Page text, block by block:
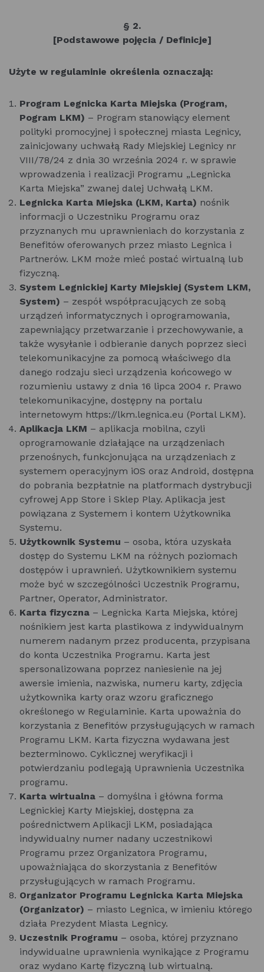
§ 2.
[Podstawowe pojęcia / Definicje]
Użyte w regulaminie określenia oznaczają:
Program Legnicka Karta Miejska (Program,
Pogram LKM) – Program stanowiący element
polityki promocyjnej i społecznej miasta Legnicy,
zainicjowany uchwałą Rady Miejskiej Legnicy nr
VIII/78/24 z dnia 30 września 2024 r. w sprawie
wprowadzenia i realizacji Programu „Legnicka
Karta Miejska” zwanej dalej Uchwałą LKM.
Legnicka Karta Miejska (LKM, Karta) nośnik
informacji o Uczestniku Programu oraz
przyznanych mu uprawnieniach do korzystania z
Benefitów oferowanych przez miasto Legnica i
Partnerów. LKM może mieć postać wirtualną lub
fizyczną.
System Legnickiej Karty Miejskiej (System LKM,
System) – zespół współpracujących ze sobą
urządzeń informatycznych i oprogramowania,
zapewniający przetwarzanie i przechowywanie, a
także wysyłanie i odbieranie danych poprzez sieci
telekomunikacyjne za pomocą właściwego dla
danego rodzaju sieci urządzenia końcowego w
rozumieniu ustawy z dnia 16 lipca 2004 r. Prawo
telekomunikacyjne, dostępny na portalu
internetowym https://lkm.legnica.eu (Portal LKM).
Aplikacja LKM – aplikacja mobilna, czyli
oprogramowanie działające na urządzeniach
przenośnych, funkcjonująca na urządzeniach z
systemem operacyjnym iOS oraz Android, dostępna
do pobrania bezpłatnie na platformach dystrybucji
cyfrowej App Store i Sklep Play. Aplikacja jest
powiązana z Systemem i kontem Użytkownika
Systemu.
Użytkownik Systemu – osoba, która uzyskała
dostęp do Systemu LKM na różnych poziomach
dostępów i uprawnień. Użytkownikiem systemu
może być w szczególności Uczestnik Programu,
Partner, Operator, Administrator.
Karta fizyczna – Legnicka Karta Miejska, której
nośnikiem jest karta plastikowa z indywidualnym
numerem nadanym przez producenta, przypisana
do konta Uczestnika Programu. Karta jest
spersonalizowana poprzez naniesienie na jej
awersie imienia, nazwiska, numeru karty, zdjęcia
użytkownika karty oraz wzoru graficznego
określonego w Regulaminie. Karta upoważnia do
korzystania z Benefitów przysługujących w ramach
Programu LKM. Karta fizyczna wydawana jest
bezterminowo. Cyklicznej weryfikacji i
potwierdzaniu podlegają Uprawnienia Uczestnika
programu.
Karta wirtualna – domyślna i główna forma
Legnickiej Karty Miejskiej, dostępna za
pośrednictwem Aplikacji LKM, posiadająca
indywidualny numer nadany uczestnikowi
Programu przez Organizatora Programu,
upoważniająca do skorzystania z Benefitów
przysługujących w ramach Programu.
Organizator Programu Legnicka Karta Miejska
(Organizator) – miasto Legnica, w imieniu którego
działa Prezydent Miasta Legnicy.
Uczestnik Programu – osoba, której przyznano
indywidualne uprawnienia wynikające z Programu
oraz wydano Kartę fizyczną lub wirtualną.